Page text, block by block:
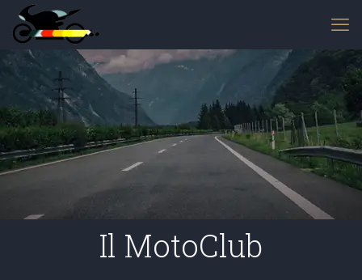
Il MotoClub